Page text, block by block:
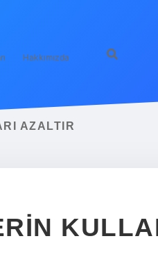
Hakkımızda
AZALTIR